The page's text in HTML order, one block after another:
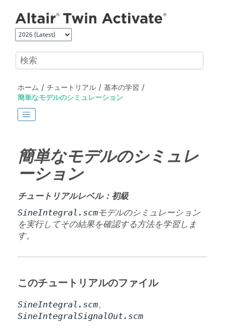
ホーム チュートリアル
基本の学習
簡単なモデルのシミュレーション
簡単なモデルのシミュレ
ーション
チュートリアルレベル：初級
SineIntegral.scmモデルのシミュレーション
を実行してその結果を確認する方法を学習しま
す。
このチュートリアルのファイル
SineIntegral.scm、
SineIntegralSignalOut.scm